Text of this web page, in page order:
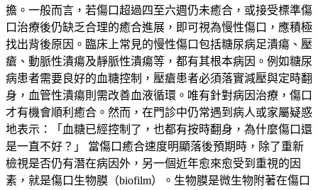
擔。一般而言，若傷口超過四至六週仍未癒合，或接受標準傷
口治療後仍缺乏合理的癒合進展，即可視為慢性傷口，應積極
找出背後原因。臨床上常見的慢性傷口包括糖尿病足潰瘍、壓
瘡、動脈性潰瘍及靜脈性潰瘍等，都有其根本病因。例如糖尿
病患者需要良好的血糖控制，壓瘡患者必須落實減壓與定時翻
身，血管性潰瘍則需改善血液循環。唯有針對病因治療，傷口
才有機會順利癒合。然而，在門診中仍常遇到病人或家屬疑惑
地表示：「血糖已經控制了，也都有按時翻身，為什麼傷口還
是一直不好？」 當傷口癒合速度明顯落後預期時，除了重新
檢視是否仍有潛在病因外，另一個近年愈來愈受到重視的因
素，就是傷口生物膜（biofilm）。生物膜是微生物附著在傷口